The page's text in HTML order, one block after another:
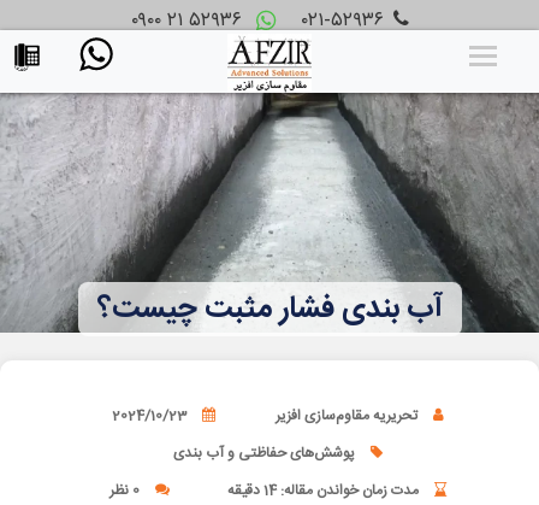
۰۲۱-۵۲۹۳۶ ۰۹۰۰ ۲۱ ۵۲۹۳۶
آب بندی فشار مثبت چیست؟
تحریریه مقاوم‌سازی افزیر
2024/10/23
پوشش‌های حفاظتی و آب بندی
مدت زمان خواندن مقاله: 14 دقیقه
0 نظر